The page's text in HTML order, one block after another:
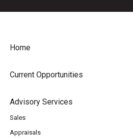
Home
Current Opportunities
Advisory Services
Sales
Appraisals